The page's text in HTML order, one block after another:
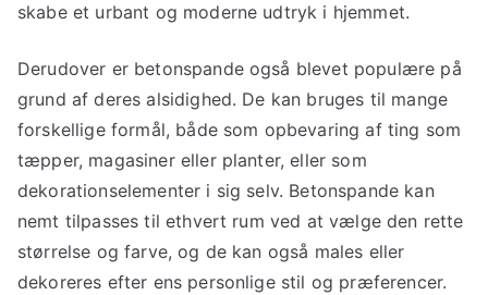
skabe et urbant og moderne udtryk i hjemmet.
Derudover er betonspande også blevet populære på
grund af deres alsidighed. De kan bruges til mange
forskellige formål, både som opbevaring af ting som
tæpper, magasiner eller planter, eller som
dekorationselementer i sig selv. Betonspande kan
nemt tilpasses til ethvert rum ved at vælge den rette
størrelse og farve, og de kan også males eller
dekoreres efter ens personlige stil og præferencer.